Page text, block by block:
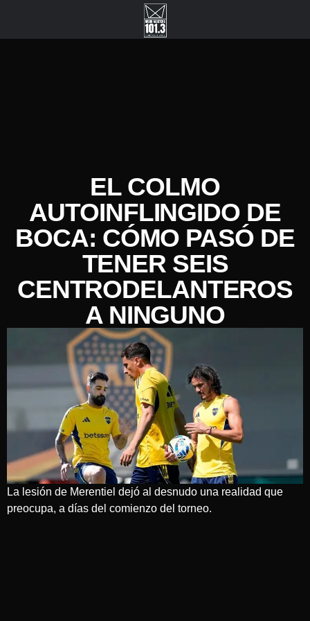
EL COLMO
AUTOINFLINGIDO DE
BOCA: CÓMO PASÓ DE
TENER SEIS
CENTRODELANTEROS
A NINGUNO
La lesión de Merentiel dejó al desnudo una realidad que
preocupa, a días del comienzo del torneo.